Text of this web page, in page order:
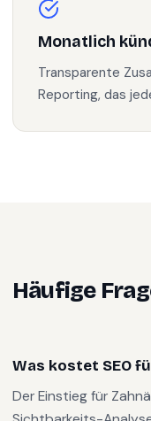
Monatlich
Transparente
Reporting, das
Häufige
Was kostet SEO
Der Einstieg für